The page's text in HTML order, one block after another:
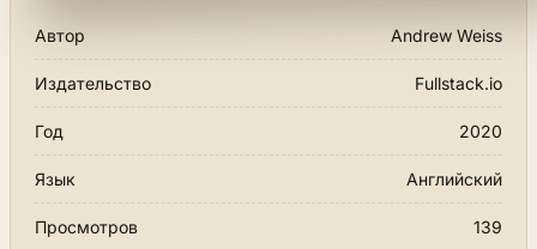
Автор Andrew Weiss
Издательство Fullstack.io
Год 2020
Язык Английский
Просмотров 139